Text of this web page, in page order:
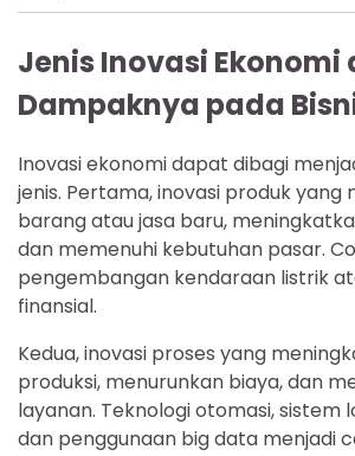
Jenis Inovasi Ekonomi
Dampaknya pada
Inovasi ekonomi dapat dibagi
jenis. Pertama, inovasi produk
barang atau jasa baru,
dan memenuhi kebutuhan pasar.
pengembangan kendaraan listrik
finansial.
Kedua, inovasi proses yang
produksi, menurunkan biaya, dan
layanan. Teknologi otomasi, sistem
dan penggunaan big data menjadi